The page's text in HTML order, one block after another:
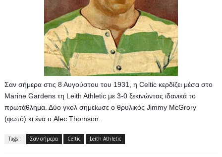
Σαν σήμερα στις 8 Αυγούστου του 1931, η Celtic κερδίζει μέσα στο
Marine Gardens τη Leith Athletic με 3-0 ξεκινώντας ιδανικά το
πρωτάθλημα. Δύο γκολ σημείωσε ο θρυλικός Jimmy McGrory
(φωτό) κι ένα ο Alec Thomson.
Tags : Σαν σήμερα Celtic Leith Athletic